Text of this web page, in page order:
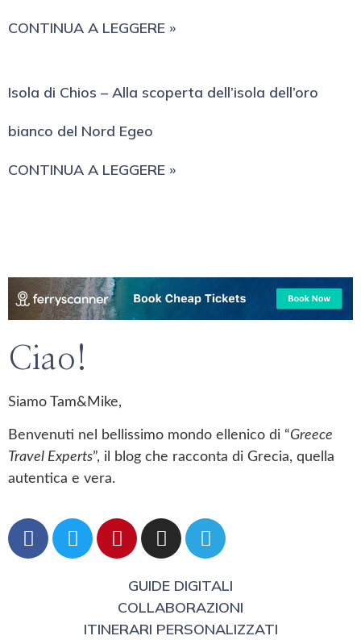
CONTINUA A LEGGERE »
Isola di Chios – Alla scoperta dell’isola dell’oro
bianco del Nord Egeo
CONTINUA A LEGGERE »
Ciao!
Siamo Tam&Mike,
Benvenuti nel bellissimo mondo ellenico di “Greece
Travel Experts”, il blog che racconta di Grecia, quella
autentica e vera.
GUIDE DIGITALI
COLLABORAZIONI
ITINERARI PERSONALIZZATI